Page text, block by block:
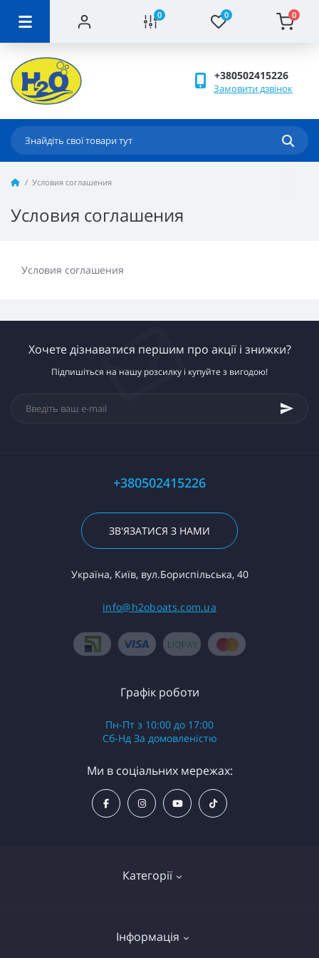
0 0 0
+380502415226
Замовити дзвінок
Условия соглашения
Условия соглашения
Условия соглашения
Хочете дізнаватися першим про акції і знижки?
Підпишіться на нашу розсилку і купуйте з вигодою!
+380502415226
ЗВ'ЯЗАТИСЯ З НАМИ
Україна, Київ, вул.Бориспільська, 40
info@h2oboats.com.ua
Категорії
Надувні байдарки (каяки)
Інформація
Графік роботи
Пн-Пт з 10:00 до 17:00
Сб-Нд За домовленістю
Ми в соціальних мережах: